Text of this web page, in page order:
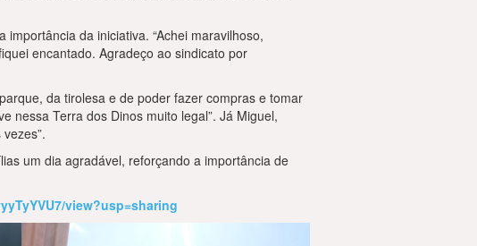
da iniciativa. “Achei maravilhoso,
encantado. Agradeço ao sindicato por
da tirolesa e de poder fazer compras e tomar
nessa Terra dos Dinos muito legal”. Já Miguel,
um dia agradável, reforçando a importância de
view?usp=sharing